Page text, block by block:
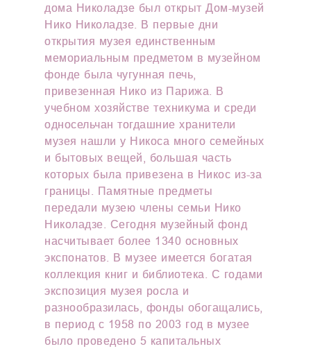
дома Николадзе был открыт Дом-музей
Нико Николадзе. В первые дни
открытия музея единственным
мемориальным предметом в музейном
фонде была чугунная печь,
привезенная Нико из Парижа. В
учебном хозяйстве техникума и среди
односельчан тогдашние хранители
музея нашли у Никоса много семейных
и бытовых вещей, большая часть
которых была привезена в Никос из-за
границы. Памятные предметы
передали музею члены семьи Нико
Николадзе. Сегодня музейный фонд
насчитывает более 1340 основных
экспонатов. В музее имеется богатая
коллекция книг и библиотека. С годами
экспозиция музея росла и
разнообразилась, фонды обогащались,
в период с 1958 по 2003 год в музее
было проведено 5 капитальных